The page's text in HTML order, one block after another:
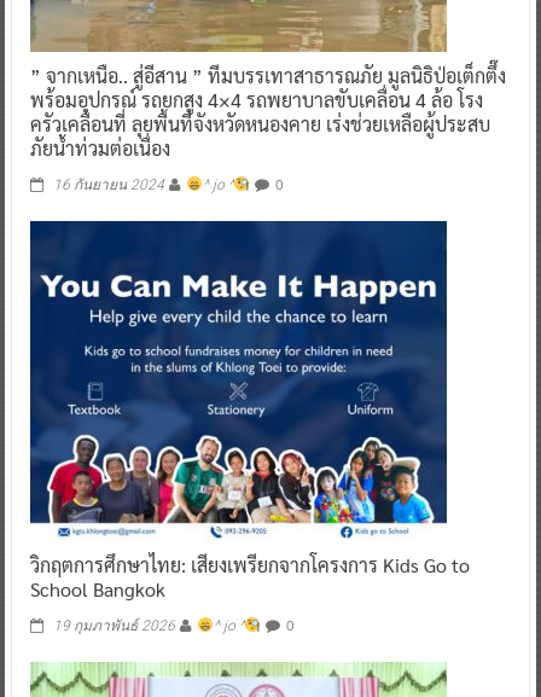
” จากเหนือ.. สู่อีสาน ” ทีมบรรเทาสาธารณภัย มูลนิธิป่อเต็กตึ๊ง
พร้อมอุปกรณ์ รถยกสูง 4×4 รถพยาบาลขับเคลื่อน 4 ล้อ โรง
ครัวเคลื่อนที่ ลุยพื้นที่จังหวัดหนองคาย เร่งช่วยเหลือผู้ประสบ
ภัยน้ำท่วมต่อเนื่อง
16 กันยายน 2024 ^ jo ^ 0
วิกฤตการศึกษาไทย: เสียงเพรียกจากโครงการ Kids Go to
School Bangkok
19 กุมภาพันธ์ 2026 ^ jo ^ 0